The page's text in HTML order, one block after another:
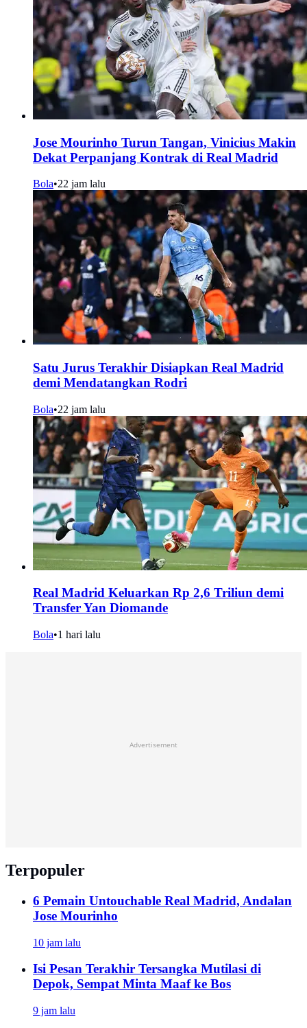
Jose Mourinho Turun Tangan, Vinicius Makin
Dekat Perpanjang Kontrak di Real Madrid
Bola•22 jam lalu
Satu Jurus Terakhir Disiapkan Real Madrid
demi Mendatangkan Rodri
Bola•22 jam lalu
Real Madrid Keluarkan Rp 2,6 Triliun demi
Transfer Yan Diomande
Bola•1 hari lalu
Advertisement
Terpopuler
6 Pemain Untouchable Real Madrid, Andalan
Jose Mourinho
10 jam lalu
Isi Pesan Terakhir Tersangka Mutilasi di
Depok, Sempat Minta Maaf ke Bos
9 jam lalu